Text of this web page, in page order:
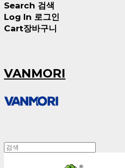
Search 검색
Log In 로그인
Cart장바구니
VANMORI